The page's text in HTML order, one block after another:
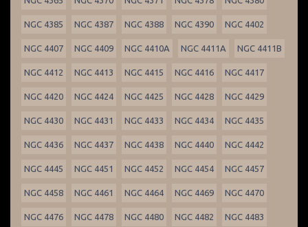
NGC 4385 NGC 4387 NGC 4388 NGC 4390 NGC 4402
NGC 4407 NGC 4409 NGC 4410A NGC 4411A NGC 4411B
NGC 4412 NGC 4413 NGC 4415 NGC 4416 NGC 4417
NGC 4420 NGC 4424 NGC 4425 NGC 4428 NGC 4429
NGC 4430 NGC 4431 NGC 4433 NGC 4434 NGC 4435
NGC 4436 NGC 4437 NGC 4438 NGC 4440 NGC 4442
NGC 4445 NGC 4451 NGC 4452 NGC 4454 NGC 4457
NGC 4458 NGC 4461 NGC 4464 NGC 4469 NGC 4470
NGC 4476 NGC 4478 NGC 4480 NGC 4482 NGC 4483